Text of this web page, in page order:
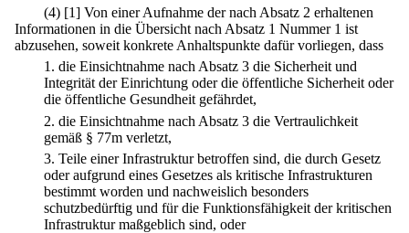
(4) [1] Von einer Aufnahme der nach Absatz 2 erhaltenen
Informationen in die Übersicht nach Absatz 1 Nummer 1 ist
abzusehen, soweit konkrete Anhaltspunkte dafür vorliegen, dass
1. die Einsichtnahme nach Absatz 3 die Sicherheit und
Integrität der Einrichtung oder die öffentliche Sicherheit oder
die öffentliche Gesundheit gefährdet,
2. die Einsichtnahme nach Absatz 3 die Vertraulichkeit
gemäß § 77m verletzt,
3. Teile einer Infrastruktur betroffen sind, die durch Gesetz
oder aufgrund eines Gesetzes als kritische Infrastrukturen
bestimmt worden und nachweislich besonders
schutzbedürftig und für die Funktionsfähigkeit der kritischen
Infrastruktur maßgeblich sind, oder